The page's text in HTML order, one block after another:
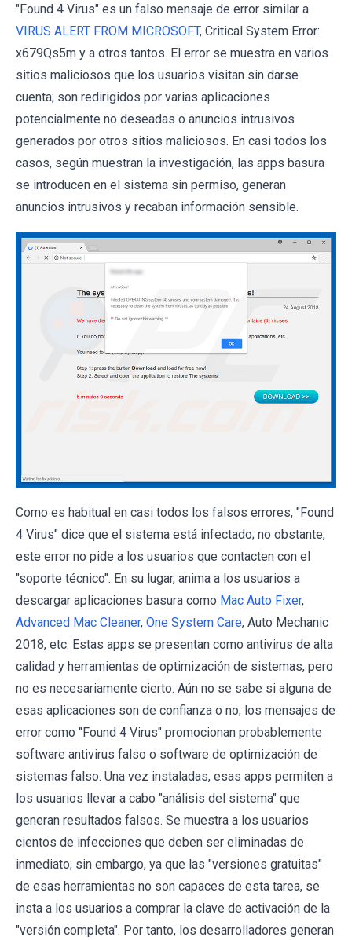
"Found 4 Virus" es un falso mensaje de error similar a
VIRUS ALERT FROM MICROSOFT, Critical System Error:
x679Qs5m y a otros tantos. El error se muestra en varios
sitios maliciosos que los usuarios visitan sin darse
cuenta; son redirigidos por varias aplicaciones
potencialmente no deseadas o anuncios intrusivos
generados por otros sitios maliciosos. En casi todos los
casos, según muestran la investigación, las apps basura
se introducen en el sistema sin permiso, generan
anuncios intrusivos y recaban información sensible.
Como es habitual en casi todos los falsos errores, "Found
4 Virus" dice que el sistema está infectado; no obstante,
este error no pide a los usuarios que contacten con el
"soporte técnico". En su lugar, anima a los usuarios a
descargar aplicaciones basura como Mac Auto Fixer,
Advanced Mac Cleaner, One System Care, Auto Mechanic
2018, etc. Estas apps se presentan como antivirus de alta
calidad y herramientas de optimización de sistemas, pero
no es necesariamente cierto. Aún no se sabe si alguna de
esas aplicaciones son de confianza o no; los mensajes de
error como "Found 4 Virus" promocionan probablemente
software antivirus falso o software de optimización de
sistemas falso. Una vez instaladas, esas apps permiten a
los usuarios llevar a cabo "análisis del sistema" que
generan resultados falsos. Se muestra a los usuarios
cientos de infecciones que deben ser eliminadas de
inmediato; sin embargo, ya que las "versiones gratuitas"
de esas herramientas no son capaces de esta tarea, se
insta a los usuarios a comprar la clave de activación de la
"versión completa". Por tanto, los desarrolladores generan